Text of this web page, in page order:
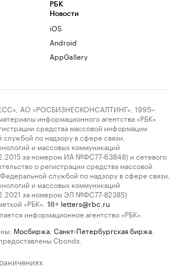
РБК
Новости
iOS
Android
AppGallery
АО «РОСБИЗНЕСКОНСАЛТИНГ», 1995–
информационного агентства «РБК»
средства массовой информации
по надзору в сфере связи,
и массовых коммуникаций
за номером ИА №ФС77-63848) и сетевого
о регистрации средства массовой
службой по надзору в сфере связи,
и массовых коммуникаций
за номером ЭЛ №ФС77-82385)
«РБК».
18+ letters@rbc.ru
информационное агентство «РБК».
Мосбиржа Санкт-Петербургская биржа
Cbonds.